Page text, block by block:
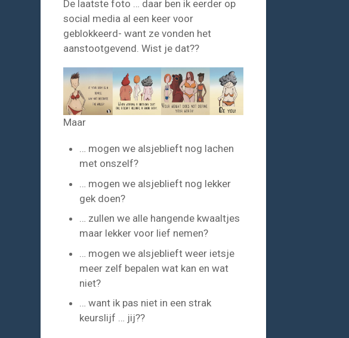
De laatste foto … daar ben ik eerder op
social media al een keer voor
geblokkeerd- want ze vonden het
aanstootgevend. Wist je dat??
Maar
… mogen we alsjeblieft nog lachen
met onszelf?
… mogen we alsjeblieft nog lekker
gek doen?
… zullen we alle hangende kwaaltjes
maar lekker voor lief nemen?
… mogen we alsjeblieft weer ietsje
meer zelf bepalen wat kan en wat
niet?
… want ik pas niet in een strak
keurslijf … jij??